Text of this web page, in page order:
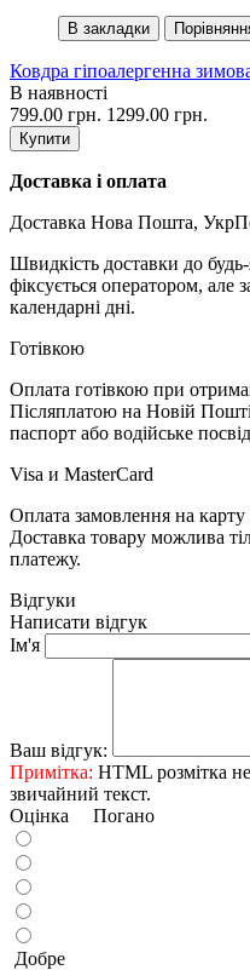
В закладки
Ковдра гіпоалергенна
В наявності
799.00 грн. 1299.00 грн.
Купити
Доставка і оплата
Доставка Нова Пошта,
Швидкість доставки до будь-
фіксується оператором, але
календарні дні.
Готівкою
Оплата готівкою при
Післяплатою на Новій
паспорт або водійське
Visa и MasterCard
Оплата замовлення на
Доставка товару можлива
платежу.
Відгуки
Написати відгук
Ім'я
Ваш відгук:
Примітка: HTML розмітка
звичайний текст.
Оцінка Погано
Добре